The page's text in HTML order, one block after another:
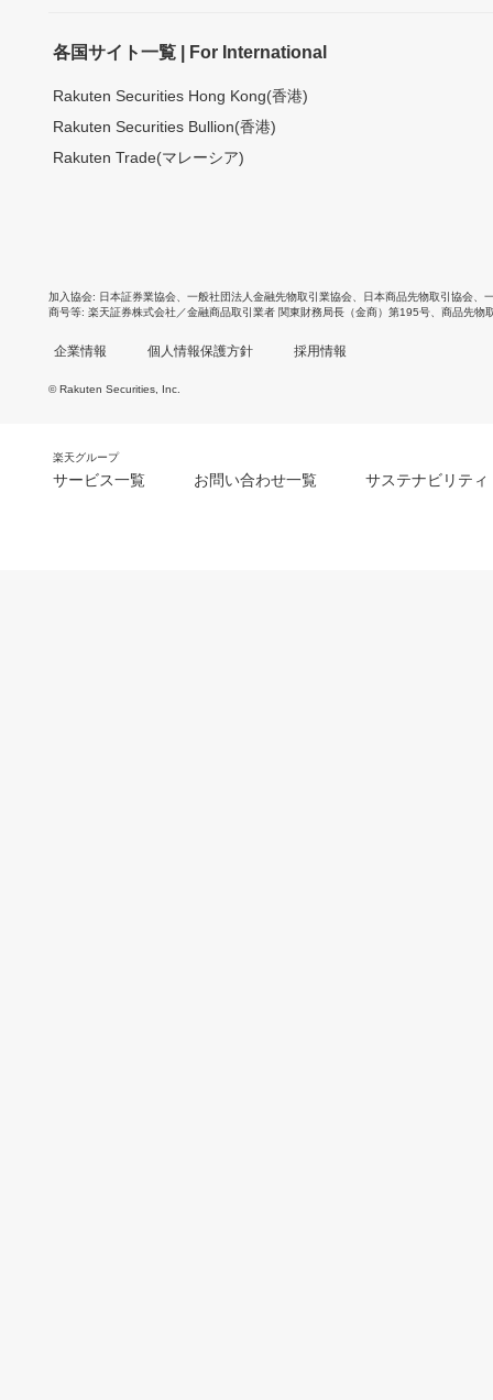
各国サイト一覧 | For International
Rakuten Securities Hong Kong(香港)
Rakuten Securities Bullion(香港)
Rakuten Trade(マレーシア)
加入協会 日本証券業協会 一般社団法人金融先物取引業協会 日本商品先物取引協会
商号等 楽天証券株式会社／金融商品取引業者 関東財務局長（金商）第195号、商品先物
企業情報 個人情報保護方針 採用情報
© Rakuten Securities, Inc.
楽天グループ
サービス一覧 お問い合わせ一覧 サステナビリティ